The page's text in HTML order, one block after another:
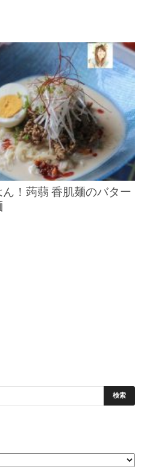
！蒟蒻 香肌麺のバター